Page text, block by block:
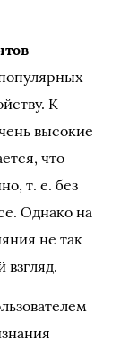
К
высокие
что
т. е. без
Однако на
не так
взгляд.